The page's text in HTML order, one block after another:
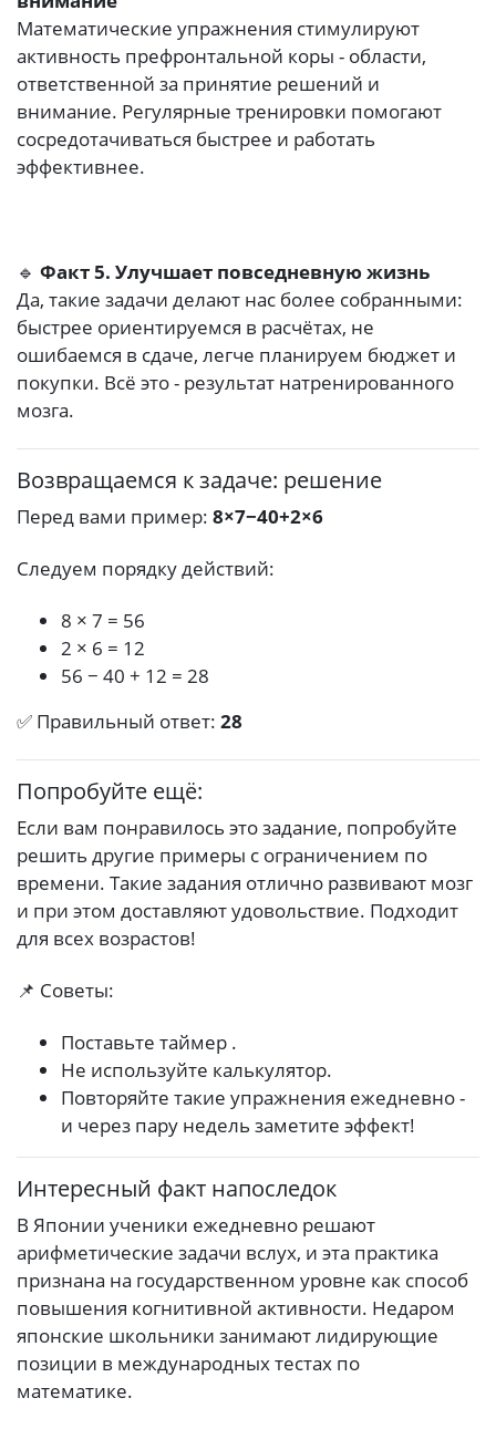
Математические упражнения стимулируют
активность префронтальной коры - области,
ответственной за принятие решений и
внимание. Регулярные тренировки помогают
сосредотачиваться быстрее и работать
эффективнее.
🔹 Факт 5. Улучшает повседневную жизнь
Да, такие задачи делают нас более собранными:
быстрее ориентируемся в расчётах, не
ошибаемся в сдаче, легче планируем бюджет и
покупки. Всё это - результат натренированного
мозга.
Возвращаемся к задаче: решение
Перед вами пример: 8×7−40+2×6
Следуем порядку действий:
8 × 7 = 56
2 × 6 = 12
56 − 40 + 12 = 28
✅ Правильный ответ: 28
Попробуйте ещё:
Если вам понравилось это задание, попробуйте
решить другие примеры с ограничением по
времени. Такие задания отлично развивают мозг
и при этом доставляют удовольствие. Подходит
для всех возрастов!
📌 Советы:
Поставьте таймер .
Не используйте калькулятор.
Повторяйте такие упражнения ежедневно -
и через пару недель заметите эффект!
Интересный факт напоследок
В Японии ученики ежедневно решают
арифметические задачи вслух, и эта практика
признана на государственном уровне как способ
повышения когнитивной активности. Недаром
японские школьники занимают лидирующие
позиции в международных тестах по
математике.